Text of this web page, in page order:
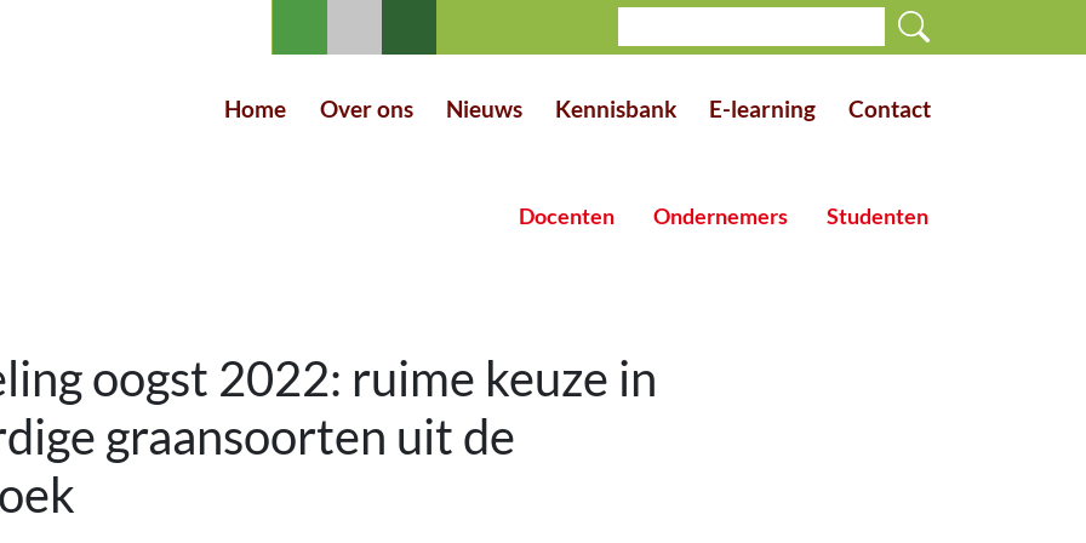
Home Over ons Nieuws Kennisbank E-learning Contact
Docenten Ondernemers Studenten
oogst 2022: ruime keuze in
graansoorten uit de